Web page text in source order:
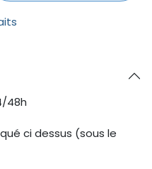
48h
ci dessus (sous le